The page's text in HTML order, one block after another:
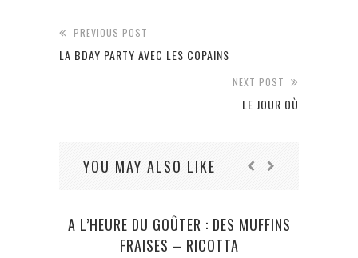
PREVIOUS POST
LA BDAY PARTY AVEC LES COPAINS
NEXT POST
LE JOUR OÙ
YOU MAY ALSO LIKE
A L’HEURE DU GOÛTER : DES MUFFINS
FRAISES – RICOTTA